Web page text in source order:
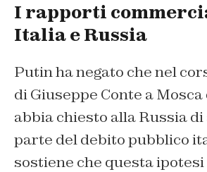
I rapporti
Italia e Russia
Putin ha negato che nel
di Giuseppe Conte a
abbia chiesto alla Russia
parte del debito pubblico
sostiene che questa ipotesi